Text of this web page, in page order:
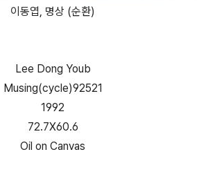
이동엽, 명상 (순환)
Lee Dong Youb
Musing(cycle)92521
1992
72.7X60.6
Oil on Canvas